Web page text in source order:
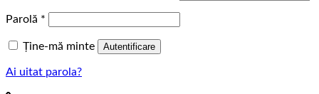
Parolă *
Ține-mă minte Autentificare
Ai uitat parola?